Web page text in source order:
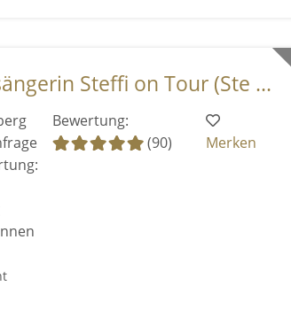
Steffi on Tour (Ste ...
Bewertung:
(90)
Merken